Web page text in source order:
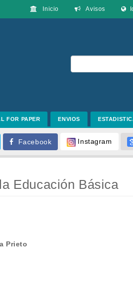
Inicio Avisos
FOR PAPER ENVIOS
Facebook Instagram
Educación Básica
Prieto